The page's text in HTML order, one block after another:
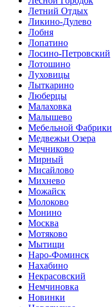
Летний Отдых
Ликино-Дулево
Лобня
Лопатино
Лосино-Петровский
Лотошино
Луховицы
Лыткарино
Люберцы
Малаховка
Малышево
Мебельной Фабрики
Медвежьи Озера
Мечниково
Мирный
Мисайлово
Михнево
Можайск
Молоково
Монино
Москва
Мотяково
Мытищи
Наро-Фоминск
Нахабино
Некрасовский
Немчиновка
Новинки